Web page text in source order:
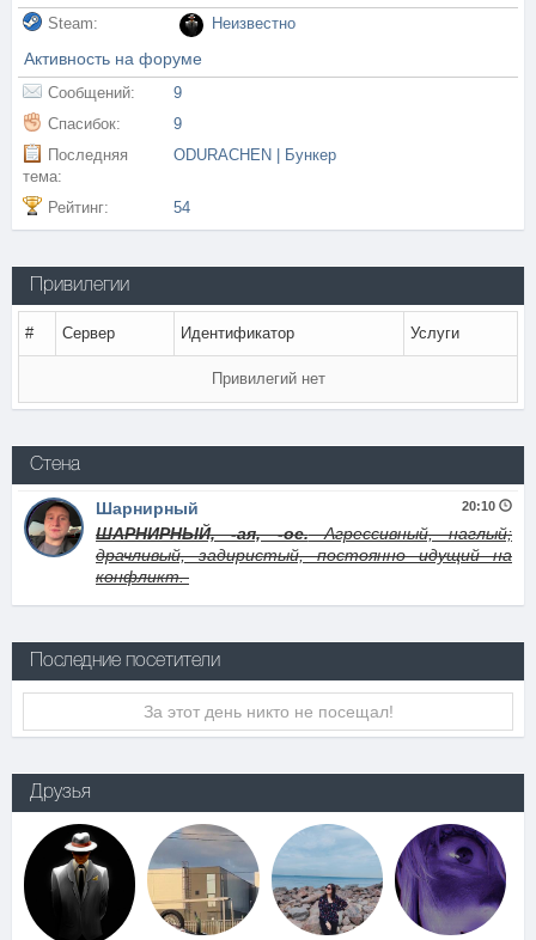
Steam: Неизвестно
Активность на форуме
Сообщений:
9
Спасибок:
9
Последняя
тема:
ODURACHEN | Бункер
Рейтинг: 54
Привилегии
# Сервер Идентификатор Услуги
Привилегий нет
Стена
Шарнирный 20:10
ШАРНИРНЫЙ, -ая, -ое.Агрессивный, наглый;
драчливый, задиристый, постоянно идущий на
конфликт.
Последние посетители
За этот день никто не посещал!
Друзья